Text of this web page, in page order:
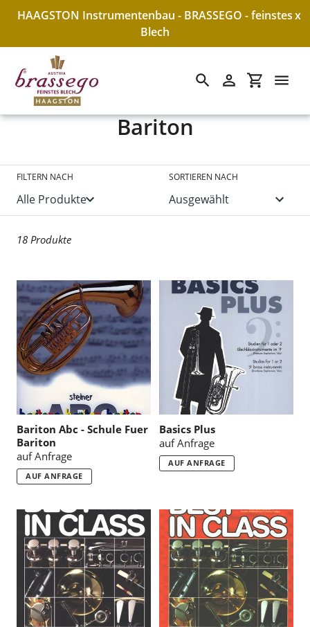
Direkt
HAAGSTON Instrumentenbau - BRASSEGO - feinstes
Blech
x
SuchenEinloggen
S
n
g
:
Bariton
FILTERN NACH SORTIEREN NACH
18 Produkte
Bariton Abc - Schule Fuer
Bariton
auf Anfrage
AUF ANFRAGE
Basics Plus
auf Anfrage
AUF ANFRAGE